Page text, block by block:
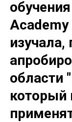
изучала,
области